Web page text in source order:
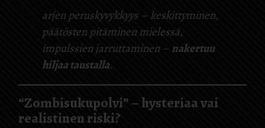
arjen peruskyvykkyys – keskittyminen,
päätösten pitäminen mielessä,
impulssien jarruttaminen – nakertuu
hiljaa taustalla.
“Zombisukupolvi” – hysteriaa vai
realistinen riski?